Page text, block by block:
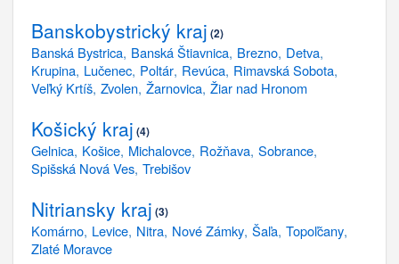
Banskobystrický kraj 2
Banská Bystrica Banská Štiavnica Brezno Detva
Krupina Lučenec Poltár Revúca Rimavská Sobota
Veľký Krtíš Zvolen Žarnovica Žiar nad Hronom
Košický kraj 4
Gelnica Košice Michalovce Rožňava Sobrance
Spišská Nová Ves Trebišov
Nitriansky kraj 3
Komárno Levice Nitra Nové Zámky Šaľa Topoľčany
Zlaté Moravce